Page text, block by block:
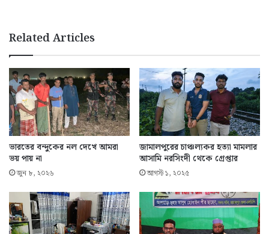
Related Articles
ভারতের বন্দুকের নল দেখে আমরা
ভয় পায় না
জুন ৮, ২০২৬
জামালপুরের চাঞ্চল্যকর হত্যা মামলার
আসামি নরসিংদী থেকে গ্রেপ্তার
আগস্ট ১, ২০২৫